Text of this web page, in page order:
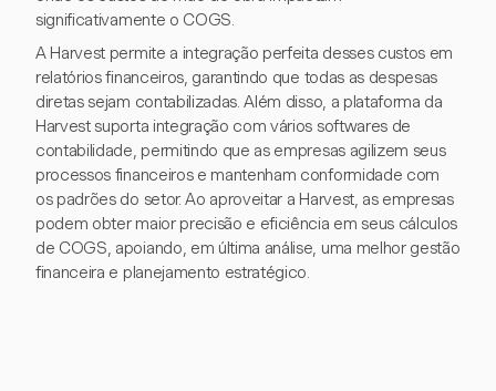
significativamente o COGS.
A Harvest permite a integração perfeita desses custos em
relatórios financeiros, garantindo que todas as despesas
diretas sejam contabilizadas. Além disso, a plataforma da
Harvest suporta integração com vários softwares de
contabilidade, permitindo que as empresas agilizem seus
processos financeiros e mantenham conformidade com
os padrões do setor. Ao aproveitar a Harvest, as empresas
podem obter maior precisão e eficiência em seus cálculos
de COGS, apoiando, em última análise, uma melhor gestão
financeira e planejamento estratégico.